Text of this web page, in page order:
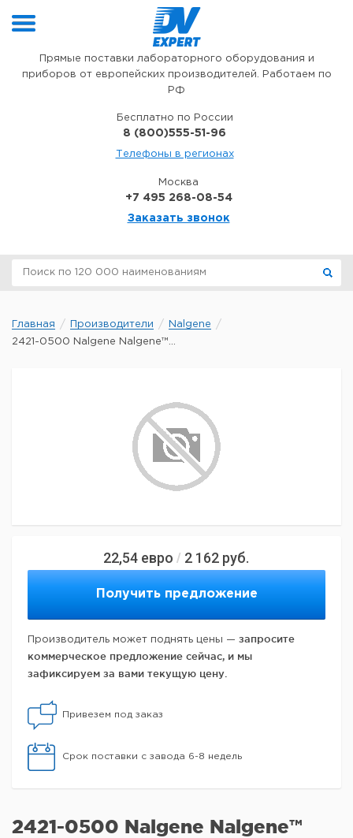
Прямые поставки лабораторного оборудования и
приборов от европейских производителей. Работаем по
РФ
Бесплатно по России
8 (800)555-51-96
Телефоны в регионах
Москва
+7 495 268-08-54
Заказать звонок
Главная Производители
Nalgene
2421-0500 Nalgene Nalgene™...
22,54 евро / 2 162 руб.
Получить предложение
Производитель может поднять цены — запросите
коммерческое предложение сейчас, и мы
зафиксируем за вами текущую цену.
Привезем под заказ
Срок поставки с завода 6-8 недель
2421-0500 Nalgene Nalgene™